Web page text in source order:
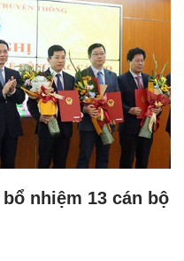
nhiệm 13 cán bộ